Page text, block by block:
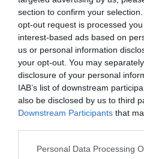
section to confirm your
opt-out request is processed
interest-based ads based on
us or personal information
your opt-out. You may
disclosure of your personal
IAB’s list of downstream
also be disclosed by us to third
Downstream Participants that
Personal Data Processing
4) Ο γνωστός κόσμος,
5) Οι διορθώσεις, Jonathan
6) 2666, Roberto Bolaño
7) Υπόγειος
8) Αούστερλιτζ, W.G.